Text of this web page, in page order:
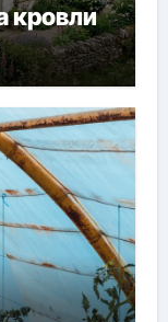
кровли